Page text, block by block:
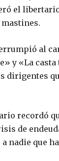
el
al
y «La casta
dirigentes
recordó
de
nadie que